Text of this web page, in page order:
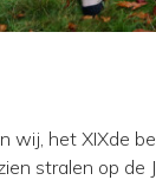
wij, het XIXde
stralen op de